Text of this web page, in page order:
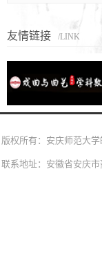
友情链接 /LINK
版权所有：安庆师范大
联系地址：安徽省安庆